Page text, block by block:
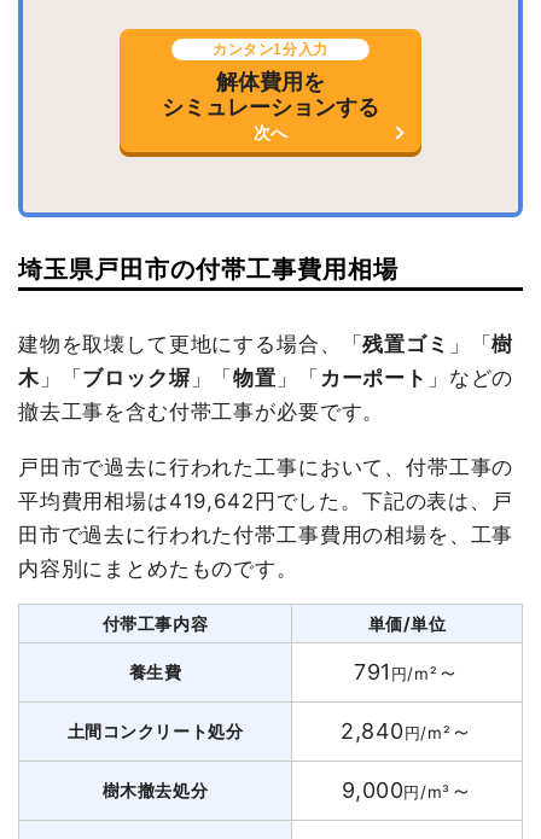
カンタン1分入力
解体費用を
シミュレーションする
次へ
埼玉県戸田市の付帯工事費用相場
建物を取壊して更地にする場合、「残置ゴミ 」「樹
木」「 ブロック塀 」「物置 」「 カーポート 」などの
撤去工事を含む付帯工事が必要です。
戸田市で過去に行われた工事において、付帯工事の
平均費用相場は419,642円でした。下記の表は、戸
田市で過去に行われた付帯工事費用の相場を、工事
内容別にまとめたものです。
付帯工事内容 単価/単位
養生費 791 円/m² ～
土間コンクリート処分 2,840円/m² ～
樹木撤去処分 9,000円/m³ ～